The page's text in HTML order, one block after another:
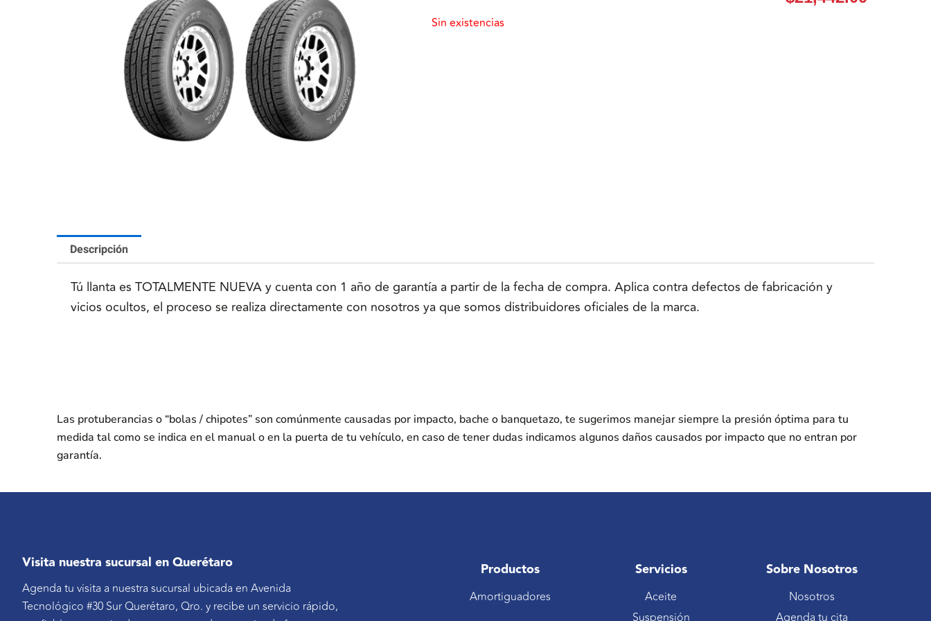
Sin existencias
Descripción
Tú llanta es TOTALMENTE NUEVA y cuenta con 1 año de garantía a partir de la fecha de compra. Aplica contra defectos de fabricación y
vicios ocultos, el proceso se realiza directamente con nosotros ya que somos distribuidores oficiales de la marca.
Las protuberancias o “bolas / chipotes” son comúnmente causadas por impacto, bache o banquetazo, te sugerimos manejar siempre la presión óptima para tu
medida tal como se indica en el manual o en la puerta de tu vehículo, en caso de tener dudas indicamos algunos daños causados por impacto que no entran por
garantía.
Visita nuestra sucursal en Querétaro
Agenda tu visita a nuestra sucursal ubicada en Avenida
Tecnológico #30 Sur Querétaro, Qro. y recibe un servicio rápido,
Productos
Amortiguadores
Servicios
Aceite
Suspensión
Sobre Nosotros
Nosotros
Agenda tu cita